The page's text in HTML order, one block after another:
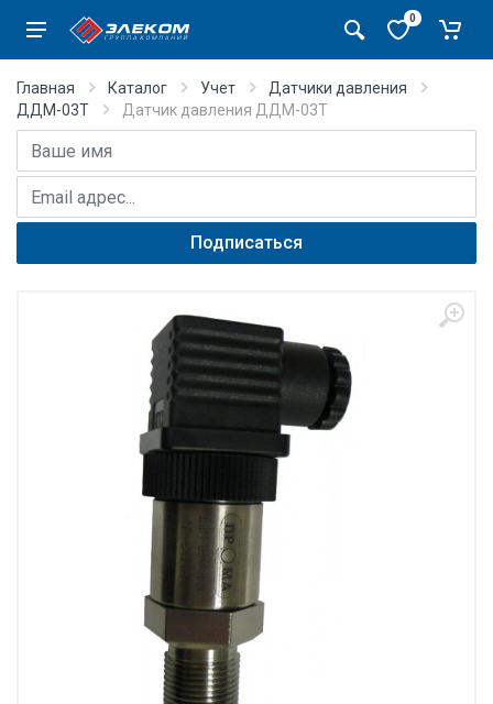
0
Главная Каталог Учет
Датчики давления
ДДМ-03Т
Датчик давления ДДМ-03Т
Имя
E-mail адрес
Подписаться